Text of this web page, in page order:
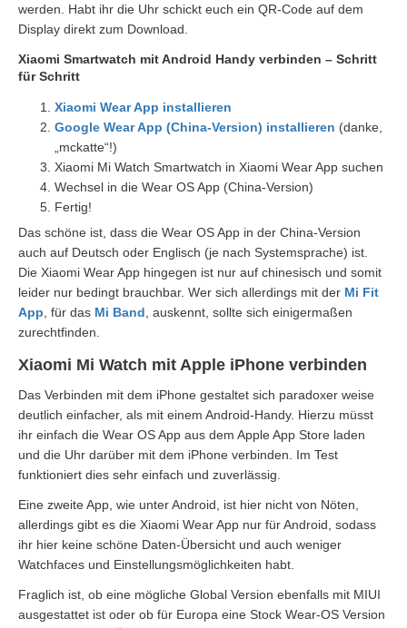
werden. Habt ihr die Uhr schickt euch ein QR-Code auf dem
Display direkt zum Download.
Xiaomi Smartwatch mit Android Handy verbinden – Schritt
für Schritt
Xiaomi Wear App installieren
Google Wear App (China-Version) installieren (danke,
„mckatte“!)
Xiaomi Mi Watch Smartwatch in Xiaomi Wear App suchen
Wechsel in die Wear OS App (China-Version)
Fertig!
Das schöne ist, dass die Wear OS App in der China-Version
auch auf Deutsch oder Englisch (je nach Systemsprache) ist.
Die Xiaomi Wear App hingegen ist nur auf chinesisch und somit
leider nur bedingt brauchbar. Wer sich allerdings mit der Mi Fit
App , für das Mi Band , auskennt, sollte sich einigermaßen
zurechtfinden.
Xiaomi Mi Watch mit Apple iPhone verbinden
Das Verbinden mit dem iPhone gestaltet sich paradoxer weise
deutlich einfacher, als mit einem Android-Handy. Hierzu müsst
ihr einfach die Wear OS App aus dem Apple App Store laden
und die Uhr darüber mit dem iPhone verbinden. Im Test
funktioniert dies sehr einfach und zuverlässig.
Eine zweite App, wie unter Android, ist hier nicht von Nöten,
allerdings gibt es die Xiaomi Wear App nur für Android, sodass
ihr hier keine schöne Daten-Übersicht und auch weniger
Watchfaces und Einstellungsmöglichkeiten habt.
Fraglich ist, ob eine mögliche Global Version ebenfalls mit MIUI
ausgestattet ist oder ob für Europa eine Stock Wear-OS Version